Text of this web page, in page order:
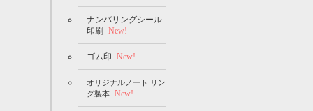
ナンバリングシール
印刷
New!
ゴム印 New!
オリジナルノート リン
グ製本 New!